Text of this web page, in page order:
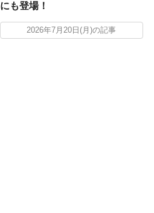
にも登場！
2026年7月20日(月)の記事